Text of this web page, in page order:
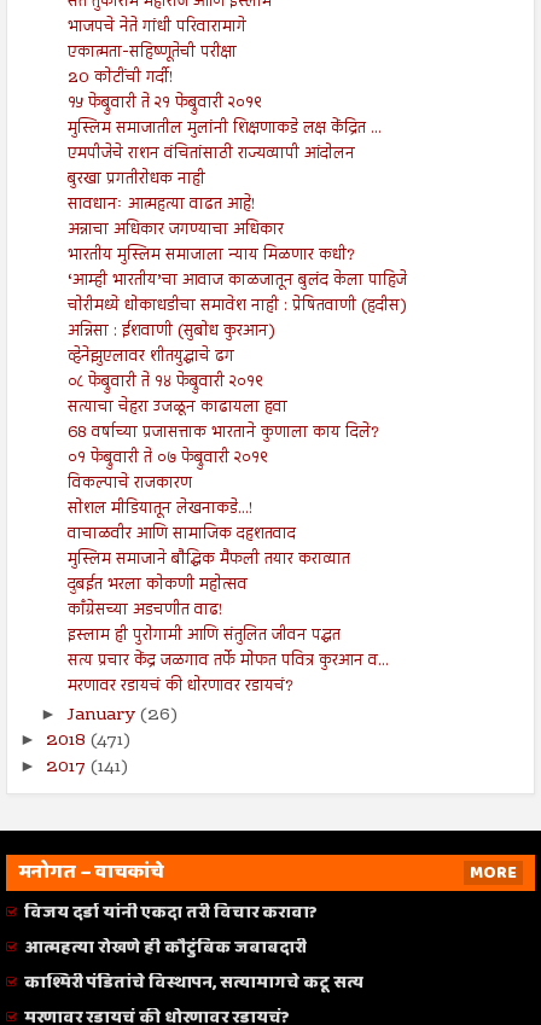
भाजपचे नेते गांधी परिवारामागे
एकात्मता-सहिष्णूतेची परीक्षा
20 कोटींची गर्दी!
१५ फेब्रुवारी ते २१ फेब्रुवारी २०१९
मुस्लिम समाजातील मुलांनी शिक्षणाकडे लक्ष केंद्रित ...
एमपीजेचे राशन वंचितांसाठी राज्यव्यापी आंदोलन
बुरखा प्रगतीरोधक नाही
सावधानः आत्महत्या वाढत आहे!
अन्नाचा अधिकार जगण्याचा अधिकार
भारतीय मुस्लिम समाजाला न्याय मिळणार कधी?
‘आम्ही भारतीय’चा आवाज काळजातून बुलंद केला पाहिजे
चोरीमध्ये धोकाधडीचा समावेश नाही : प्रेषितवाणी (हदीस)
अन्निसा : ईशवाणी (सुबोध कुरआन)
व्हेनेझुएलावर शीतयुद्धाचे ढग
०८ फेब्रुवारी ते १४ फेब्रुवारी २०१९
सत्याचा चेहरा उजळून काढायला हवा
68 वर्षाच्या प्रजासत्ताक भारताने कुणाला काय दिले?
०१ फेब्रुवारी ते ०७ फेब्रुवारी २०१९
विकल्पाचे राजकारण
सोशल मीडियातून लेखनाकडे...!
वाचाळवीर आणि सामाजिक दहशतवाद
मुस्लिम समाजाने बौद्धिक मैफली तयार कराव्यात
दुबईत भरला कोकणी महोत्सव
काँग्रेसच्या अडचणीत वाढ!
इस्लाम ही पुरोगामी आणि संतुलित जीवन पद्धत
सत्य प्रचार केंद्र जळगाव तर्फे मोफत पवित्र कुरआन व...
मरणावर रडायचं की धोरणावर रडायचं?
► January(26)
► 2018 (471)
► 2017 (141)
मनोगत – वाचकांचे
MORE
विजय दर्डा यांनी एकदा तरी विचार करावा?
आत्महत्या रोखणे ही कौटुंबिक जबाबदारी
काश्मिरी पंडितांचे विस्थापन, सत्यामागचे कटू सत्य
मरणावर रडायचं की धोरणावर रडायचं?